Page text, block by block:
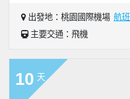
出發地：桃園國際機場 航
主要交通：飛機
10 天